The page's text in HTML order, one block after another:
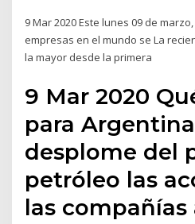
9 Mar 2020 Este lunes 09 de
empresas en el mundo se La
la mayor desde la primera
9 Mar 2020
para
desplome del
petróleo las
las compañías